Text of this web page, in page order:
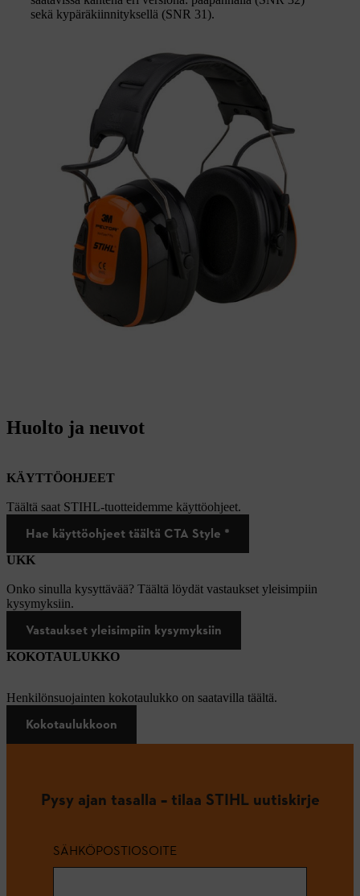
sekä kypäräkiinnityksellä (SNR 31).
Huolto ja neuvot
KÄYTTÖOHJEET
Täältä saat STIHL-tuotteidemme käyttöohjeet.
Hae käyttöohjeet täältä CTA Style *
UKK
Onko sinulla kysyttävää? Täältä löydät vastaukset yleisimpiin
kysymyksiin.
Vastaukset yleisimpiin kysymyksiin
KOKOTAULUKKO
Henkilönsuojainten kokotaulukko on saatavilla täältä.
Kokotaulukkoon
Pysy ajan tasalla – tilaa STIHL uutiskirje
SÄHKÖPOSTIOSOITE